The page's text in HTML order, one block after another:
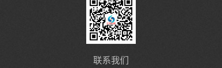
联系我们